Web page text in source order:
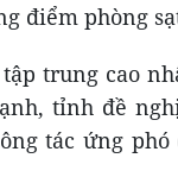
điểm phòng
trung cao
tỉnh đề
tác ứng phó